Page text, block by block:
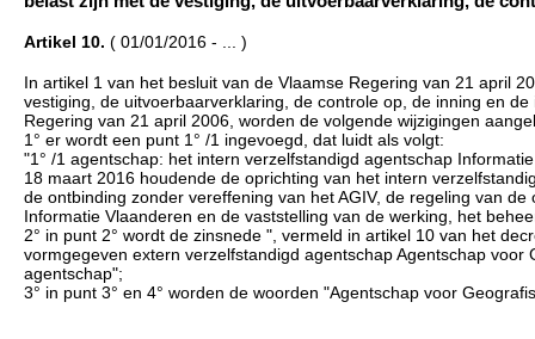
Artikel 10. ( 01/01/2016 - ... )
In artikel 1 van het besluit van de Vlaamse Regering van 21 april
vestiging, de uitvoerbaarverklaring, de controle op, de inning en
Regering van 21 april 2006, worden de volgende wijzigingen
1° er wordt een punt 1° /1 ingevoegd, dat luidt als volgt:
"1° /1 agentschap: het intern verzelfstandigd agentschap
18 maart 2016 houdende de oprichting van het intern
de ontbinding zonder vereffening van het AGIV, de regeling van
Informatie Vlaanderen en de vaststelling van de werking, het
2° in punt 2° wordt de zinsnede ", vermeld in artikel 10 van het
vormgegeven extern verzelfstandigd agentschap Agentschap
agentschap";
3° in punt 3° en 4° worden de woorden "Agentschap voor